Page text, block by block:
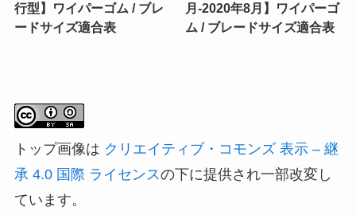
行型】ワイパーゴム / ブレ
ードサイズ適合表
月-2020年8月】ワイパーゴ
ム / ブレードサイズ適合表
トップ画像は クリエイティブ・コモンズ 表示 – 継
承 4.0 国際 ライセンスの下に提供され一部改変し
ています。